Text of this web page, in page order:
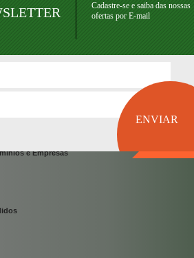
Cadastre-se e saiba das nossas
ofertas por E-mail
se e seja o primeiro a
nossas ofertas e
e Empresas